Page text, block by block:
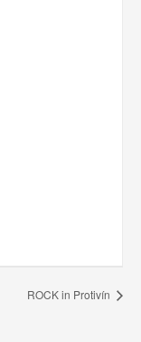
ROCK in Protivín